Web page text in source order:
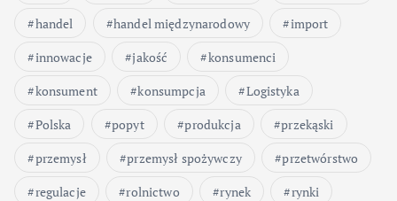
handel
handel międzynarodowy
import
innowacje
jakość
konsumenci
konsument
konsumpcja
Logistyka
Polska
popyt produkcja
przekąski
przemysł
przemysł spożywczy
przetwórstwo
regulacje
rolnictwo rynek
rynki